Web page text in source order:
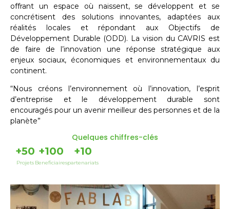
offrant un espace où naissent, se développent et se
concrétisent des solutions innovantes, adaptées aux
réalités locales et répondant aux Objectifs de
Développement Durable (ODD). La vision du CAVRIS est
de faire de l’innovation une réponse stratégique aux
enjeux sociaux, économiques et environnementaux du
continent.
“Nous créons l’environnement où l’innovation, l’esprit
d’entreprise et le développement durable sont
encouragés pour un avenir meilleur des personnes et de la
planète”
Quelques chiffres-clés
Projets
+50
Beneficiaires
+100
partenariats
+10